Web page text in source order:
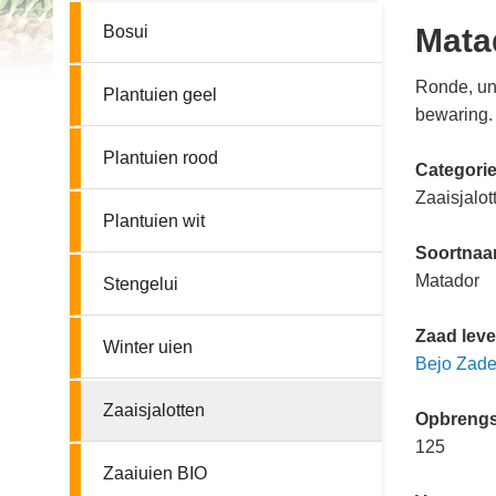
Bosui
Plantuien geel
Plantuien rood
Plantuien wit
Stengelui
Winter uien
Zaaisjalotten
Zaaiuien BIO
Ronde,
bewaring.
Matador
Zaad
Bejo
125